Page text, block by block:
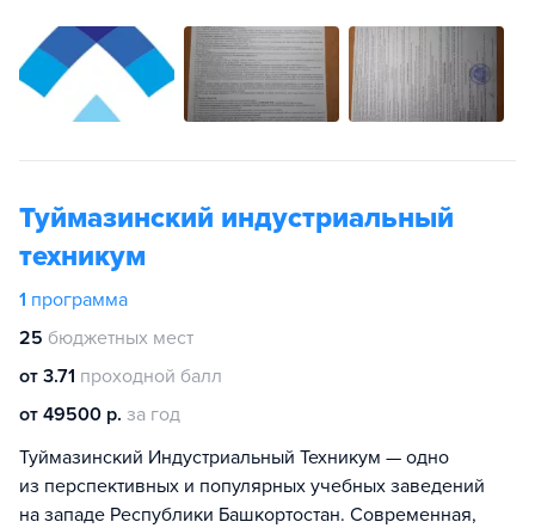
Туймазинский индустриальный
техникум
1 программа
25 бюджетных мест
от 3.71 проходной балл
от 49500 р. за год
Туймазинский Индустриальный Техникум — одно
из перспективных и популярных учебных заведений
на западе Республики Башкортостан. Современная,